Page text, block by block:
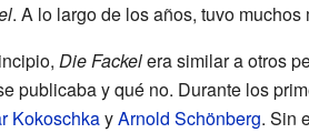
. A lo largo de los años, tuvo
Die Fackelera similar a otros
publicaba y qué no. Durante los
KokoschkayArnold Schönberg. Sin